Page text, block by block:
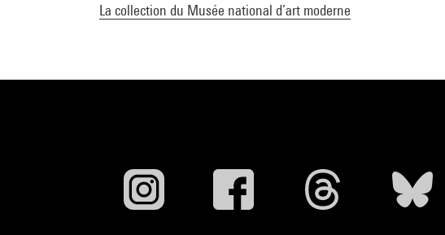
La collection du Musée national d’art moderne